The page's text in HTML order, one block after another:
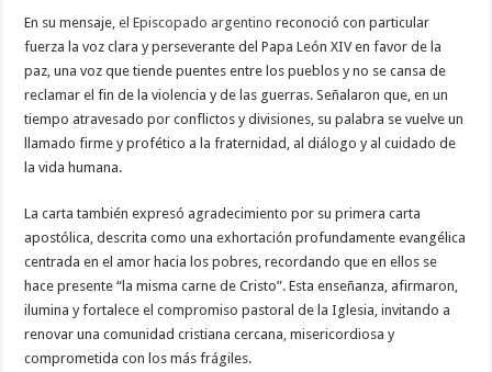
En su mensaje,el Episcopado argentino reconoció con particular
fuerza la voz clara y perseverante del Papa León XIV en favor de la
paz, una voz que tiende puentes entre los pueblos y no se cansa de
reclamar el fin de la violencia y de las guerras. Señalaron que, en un
tiempo atravesado por conflictos y divisiones, su palabra se vuelve un
llamado firme y profético a la fraternidad, al diálogo y al cuidado de
la vida humana.
La carta también expresó agradecimiento por su primera carta
apostólica, descrita como una exhortación profundamente evangélica
centrada en el amor hacia los pobres, recordando que en ellos se
hace presente “la misma carne de Cristo”. Esta enseñanza, afirmaron,
ilumina y fortalece el compromiso pastoral de la Iglesia, invitando a
renovar una comunidad cristiana cercana, misericordiosa y
comprometida con los más frágiles.